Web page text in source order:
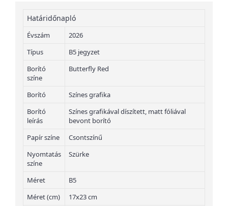
Határidőnapló
Évszám
2026
Típus
B5 jegyzet
Borító
színe
Butterfly Red
Borító
Színes grafika
Borító
leírás
Színes grafikával díszített, matt fóliával
bevont borító
Papír színe
Csontszínű
Nyomtatás
színe
Szürke
Méret
B5
Méret (cm)
17x23 cm